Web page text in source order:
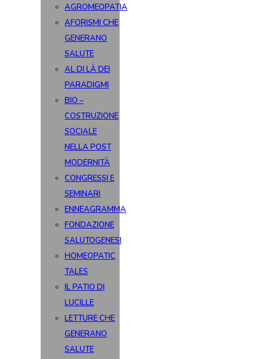
AGROMEOPATIA
AFORISMI CHE
GENERANO
SALUTE
AL DI LÀ DEI
PARADIGMI
BIO –
COSTRUZIONE
SOCIALE
NELLA POST
MODERNITÀ
CONGRESSI E
SEMINARI
ENNEAGRAMMA
FONDAZIONE
SALUTOGENESI
HOMEOPATIC
TALES
IL PATIO DI
LUCILLE
LETTURE CHE
GENERANO
SALUTE